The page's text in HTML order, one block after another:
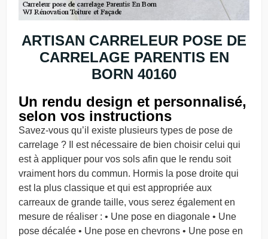
ARTISAN CARRELEUR POSE DE
CARRELAGE PARENTIS EN
BORN 40160
Un rendu design et personnalisé,
selon vos instructions
Savez-vous qu’il existe plusieurs types de pose de
carrelage ? Il est nécessaire de bien choisir celui qui
est à appliquer pour vos sols afin que le rendu soit
vraiment hors du commun. Hormis la pose droite qui
est la plus classique et qui est appropriée aux
carreaux de grande taille, vous serez également en
mesure de réaliser : • Une pose en diagonale • Une
pose décalée • Une pose en chevrons • Une pose en